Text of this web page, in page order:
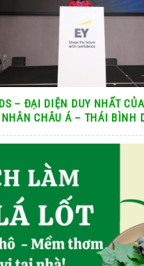
– ĐẠI DIỆN DUY NHẤT
CHÂU Á – THÁI BÌNH